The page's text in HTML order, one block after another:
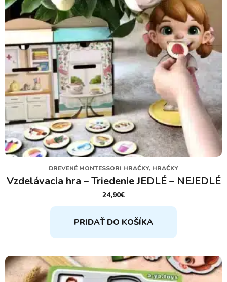
DREVENÉ MONTESSORI HRAČKY, HRAČKY
Vzdelávacia hra – Triedenie JEDLÉ – NEJEDLÉ
24,90€
PRIDAŤ DO KOŠÍKA